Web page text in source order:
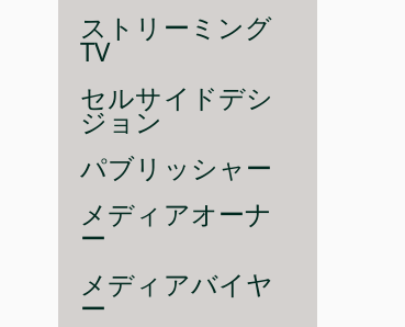
ストリーミング
TV
セルサイドデシ
ジョン
パブリッシャー
メディアオーナ
ー
メディアバイヤ
ー